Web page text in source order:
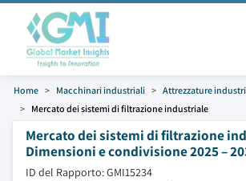
Home Macchinari industriali
Attrezzature
Mercato dei sistemi di filtrazione industriale
Mercato dei sistemi di filtrazione
Dimensioni e condivisione 2025 –
ID del Rapporto: GMI15234